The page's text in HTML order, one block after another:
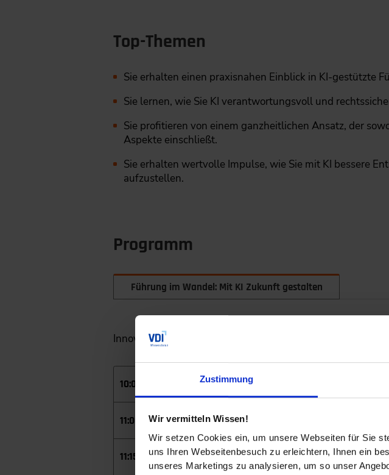
Zustimmung
Wir vermitteln Wissen!
Wir setzen Cookies ein, um unsere Webseiten für Sie
uns Ihren Webseitenbesuch zu erleichtern, Ihnen ein
unseres Marketings zu analysieren, um so unser
Top-Themen
Sie erhalten einen praxisnahen Einblick in KI-gestützte
Sie lernen, wie Sie KI verantwortungsvoll und
Sie profitieren von einem ganzheitlichen Ansatz, der
Aspekte einschließt.
Sie erhalten wertvolle Impulse, wie Sie mit KI bessere
aufzustellen.
Programm
Führung im Wandel: Mit KI Zukunft gestalten
Innovation, Verantwortung und Chancen – neue Wege der
10:00 Registrierung
11:00 Begrüßung und Einführung
11:15 KI & Leadership: Neue